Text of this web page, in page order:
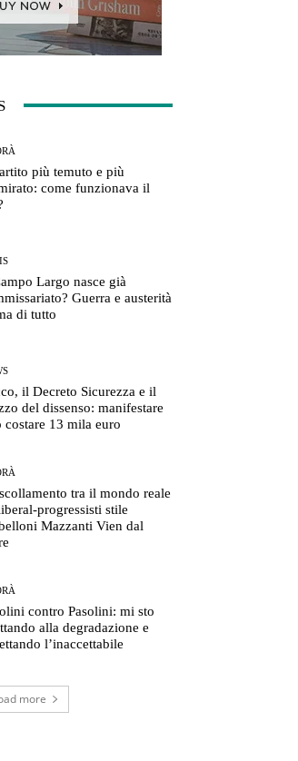
più temuto e più
come funzionava il
Largo nasce già
Guerra e austerità
di tutto
il Decreto Sicurezza e il
del dissenso: manifestare
costare 13 mila euro
tra il mondo reale
progressisti stile
Mazzanti Vien dal
contro Pasolini: mi sto
alla degradazione e
l’inaccettabile
more